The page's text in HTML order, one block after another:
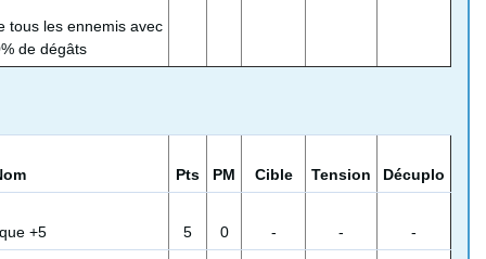
tous les ennemis avec
de dégâts
Pts PM Cible Tension Décuplo
+5 5 0 - - -